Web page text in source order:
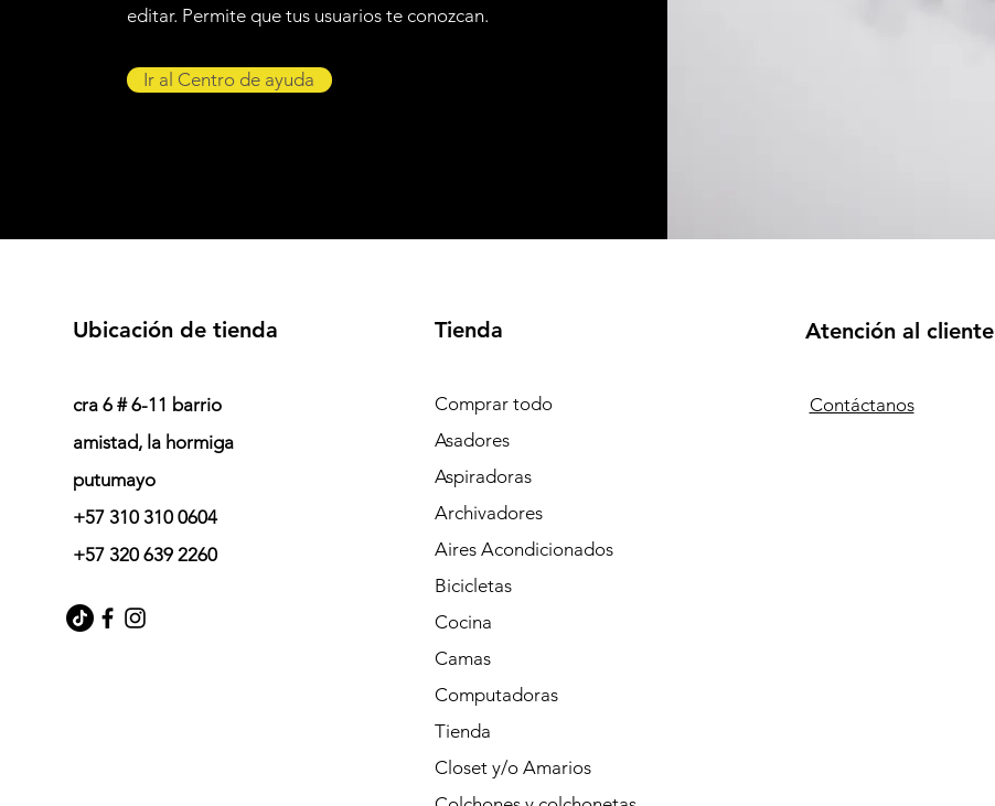
editar. Permite que tus usuarios te conozcan.
Ir al Centro de ayuda
Ubicación de tienda
cra 6 # 6-11 barrio
amistad, la hormiga
putumayo
+57 310 310 0604
+57 320 639 2260
Tienda
Comprar todo
Asadores
Aspiradoras
Archivadores
Aires Acondicionados
Bicicletas
Cocina
Camas
Computadoras
Tienda
Closet y/o Amarios
Atención al cliente
Contáctanos